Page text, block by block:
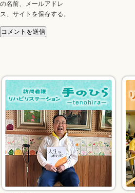
の名前、メールアドレ
ス、サイトを保存する。